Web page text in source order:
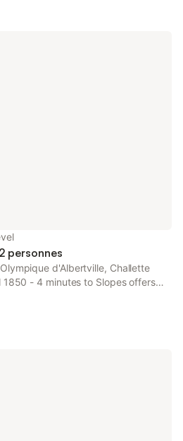
personnes
d'Albertville, Challette
1850 - 4 minutes to Slopes offers
as well as a garden and